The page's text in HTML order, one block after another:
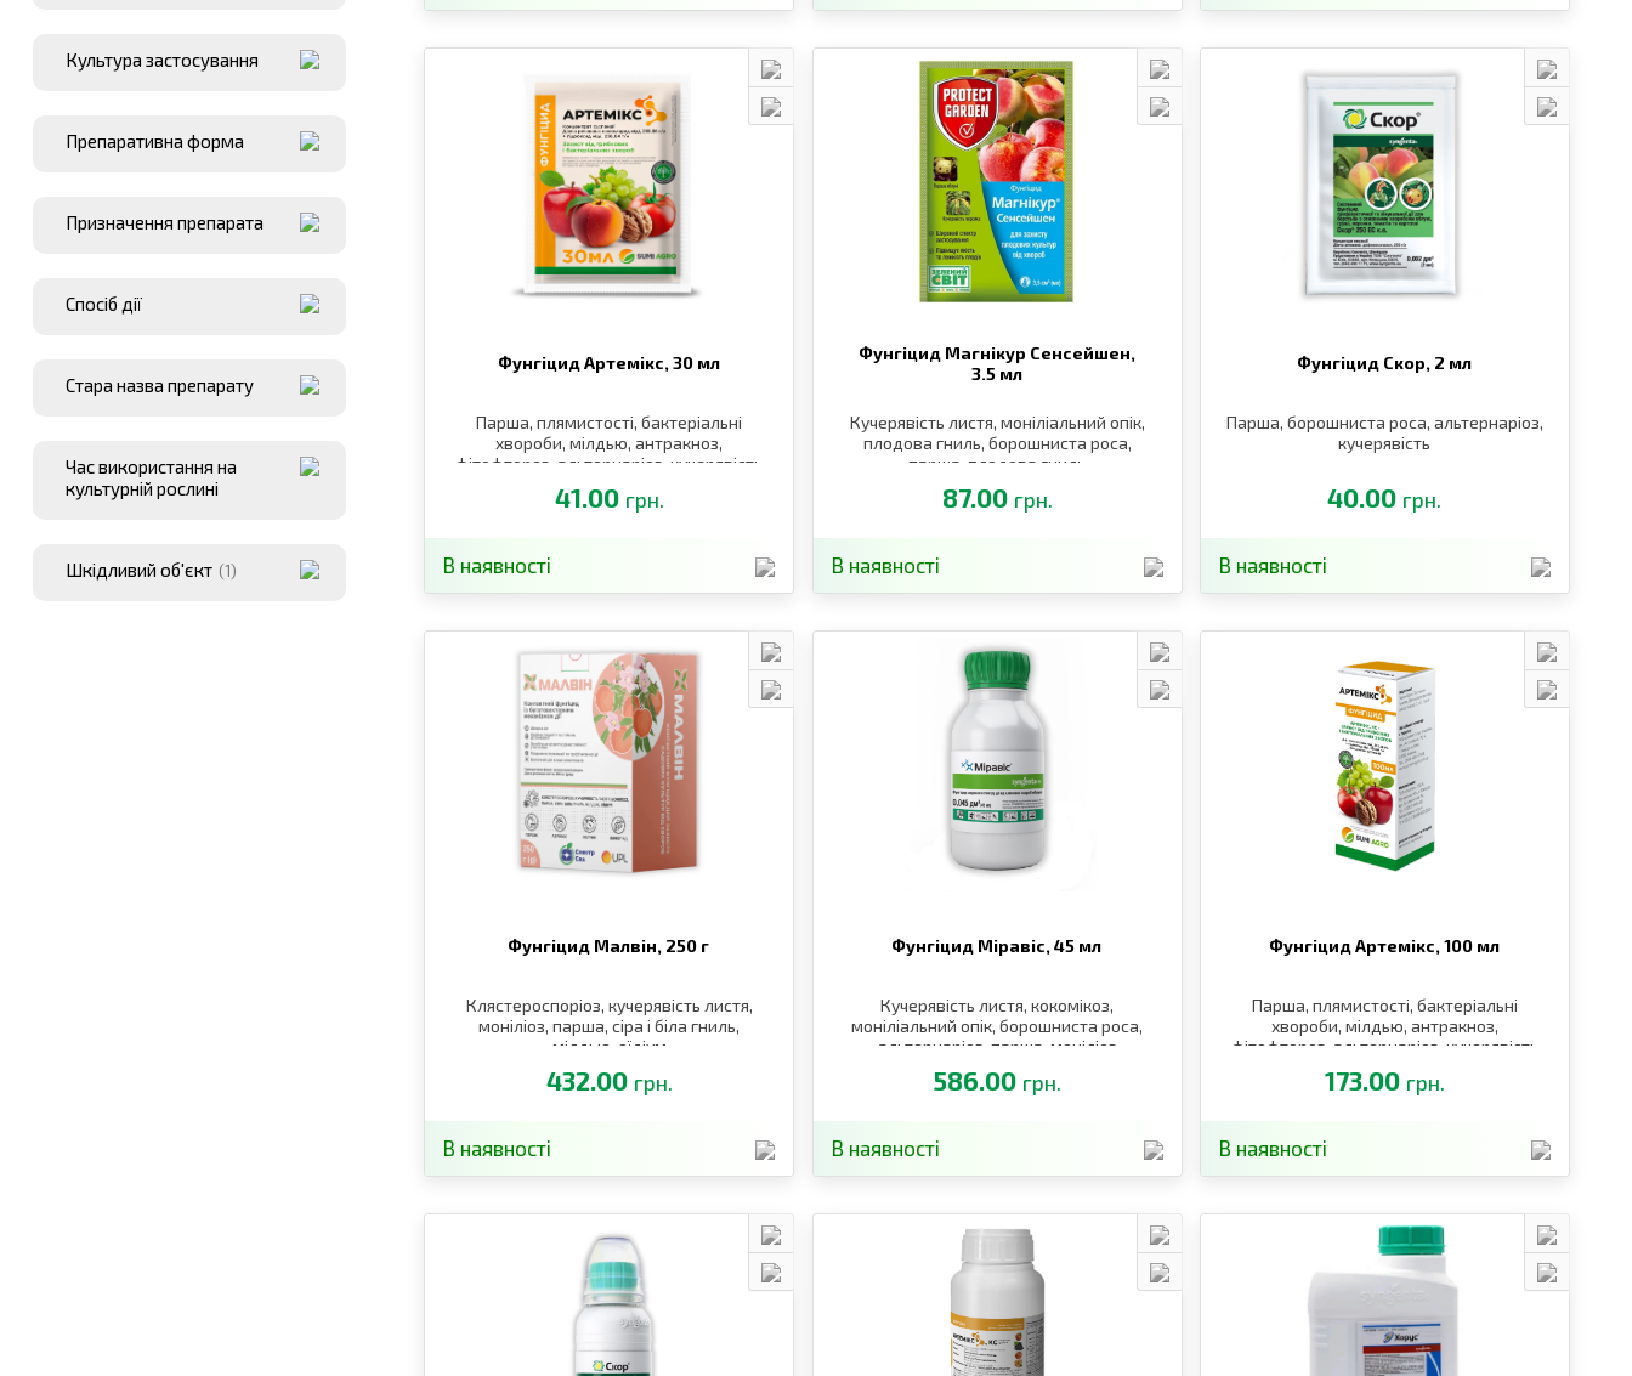
Культура застосування
Препаративна форма
Призначення препарата
Спосіб дії
Стара назва препарату
Час використання на
культурній рослині
Шкідливий об′єкт (1)
Фунгіцид Артемікс, 30 мл
Парша, плямистості, бактеріальні
хвороби, мілдью, антракноз,
фітофтороз, альтернаріоз, кучерявість
41.00 грн.
В наявності
Фунгіцид Магнікур Сенсейшен,
3.5 мл
Кучерявість листя, моніліальний опік,
плодова гниль, борошниста роса,
парша, плодова гниль
87.00 грн.
В наявності
Фунгіцид Скор, 2 мл
Парша, борошниста роса, альтернаріоз,
кучерявість
40.00 грн.
В наявності
Фунгіцид Малвін, 250 г
Клястероспоріоз, кучерявість листя,
моніліоз, парша, сіра і біла гниль,
мілдью, оїдіум
432.00 грн.
В наявності
Фунгіцид Міравіс,45 мл
Кучерявість листя, кокомікоз,
моніліальний опік, борошниста роса,
альтернаріоз, парша, моніліоз
586.00 грн.
В наявності
Фунгіцид Артемікс,100 мл
Парша, плямистості, бактеріальні
хвороби, мілдью, антракноз,
фітофтороз, альтернаріоз, кучерявість
173.00 грн.
В наявності